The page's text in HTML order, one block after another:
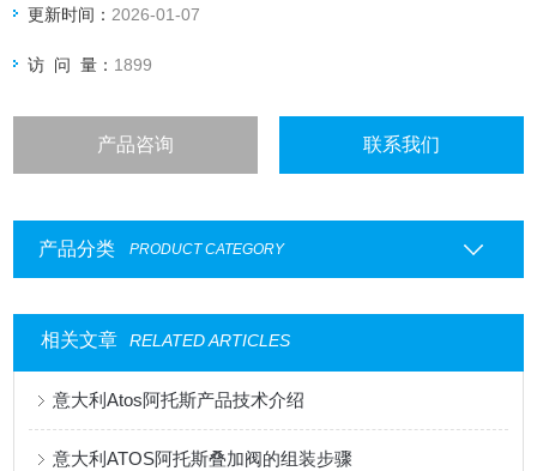
更新时间： 2026-01-07
访 问 量： 1899
产品咨询 联系我们
产品分类 PRODUCT CATEGORY
相关文章 RELATED ARTICLES
意大利Atos阿托斯产品技术介绍
意大利ATOS阿托斯叠加阀的组装步骤